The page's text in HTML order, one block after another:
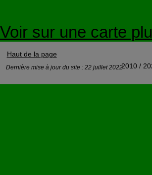
Voir sur une carte
Haut de la page
Dernière mise à jour du site : 22 juillet 20222010 /